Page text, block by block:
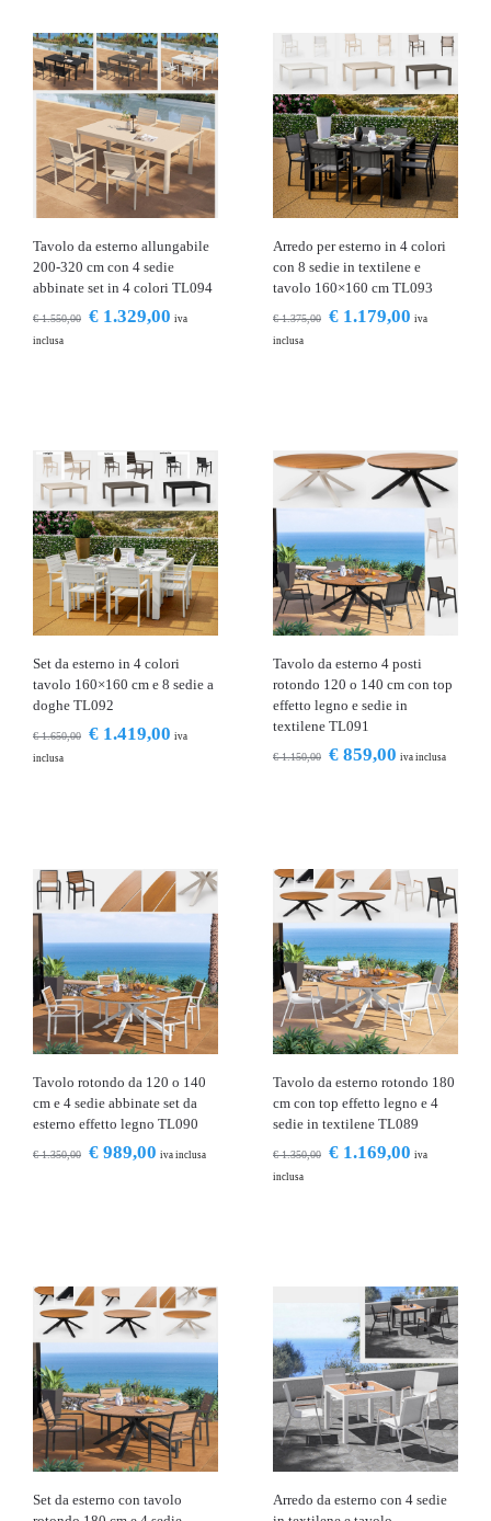
Tavolo da esterno allungabile
200-320 cm con 4 sedie
abbinate set in 4 colori TL094
€1.550,00 € 1.329,00 iva
inclusa
Arredo per esterno in 4 colori
con 8 sedie in textilene e
tavolo 160×160 cm TL093
€1.375,00 € 1.179,00 iva
inclusa
Set da esterno in 4 colori
tavolo 160×160 cm e 8 sedie a
doghe TL092
€1.650,00 € 1.419,00 iva
inclusa
Tavolo da esterno 4 posti
rotondo 120 o 140 cm con top
effetto legno e sedie in
textilene TL091
€1.150,00 € 859,00 iva inclusa
Tavolo rotondo da 120 o 140
cm e 4 sedie abbinate set da
esterno effetto legno TL090
€1.350,00 € 989,00 iva inclusa
Tavolo da esterno rotondo 180
cm con top effetto legno e 4
sedie in textilene TL089
€1.350,00 € 1.169,00 iva
inclusa
Set da esterno con tavolo
Arredo da esterno con 4 sedie